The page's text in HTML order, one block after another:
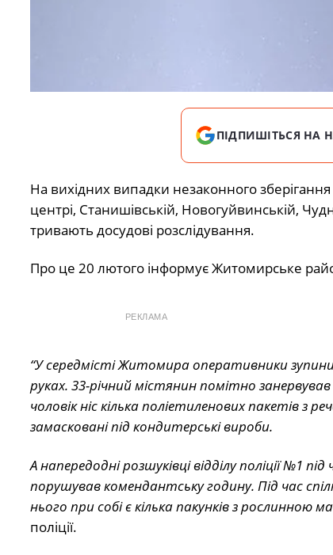
ПІДПИШІТЬСЯ НА
На вихідних випадки незаконного
центрі, Станишівській, Новогуйвинській,
тривають досудові розслідування.
Про це 20 лютого інформує Житомирське
РЕКЛАМА
“У середмісті Житомира оперативники
руках. 33-річний містянин помітно
чоловік ніс кілька поліетиленових пакетів
замасковані під кондитерські вироби.
А напередодні розшуківці відділу поліції №1
порушував комендантську годину. Під час
нього при собі є кілька пакунків з рослинною
поліції.